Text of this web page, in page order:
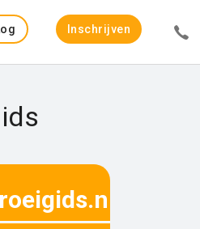
Inschrijven